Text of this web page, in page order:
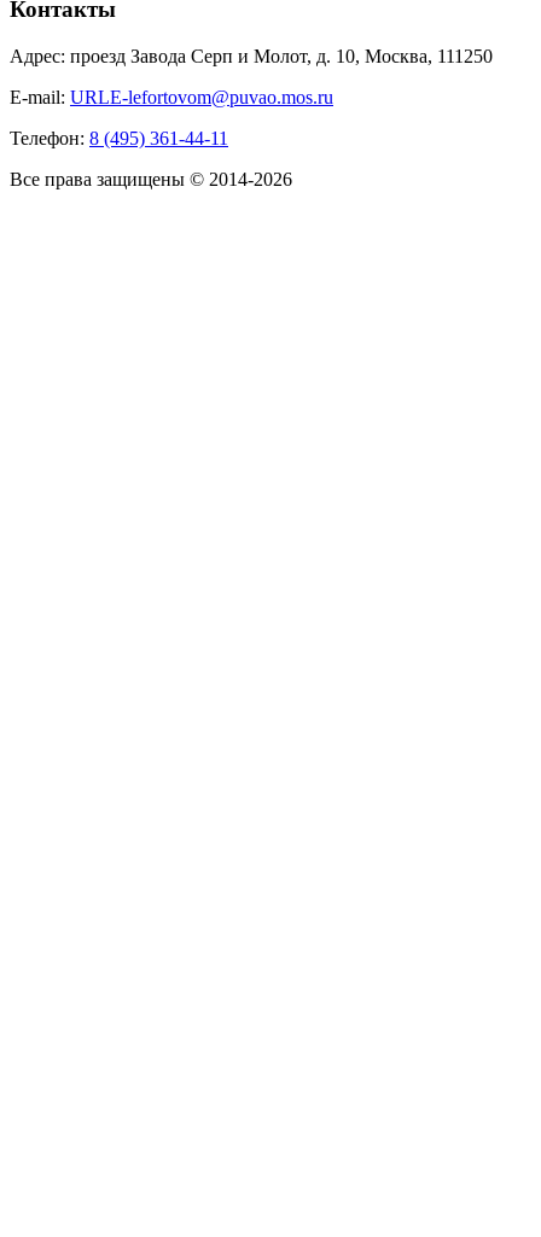
Контакты
Адрес: проезд Завода Серп и Молот, д. 10, Москва, 111250
E-mail: URLE-lefortovom@puvao.mos.ru
Телефон: 8 (495) 361-44-11
Все права защищены © 2014-2026